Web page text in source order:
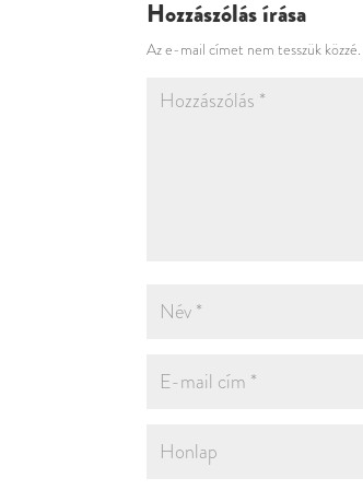
Hozzászólás írása
Az e-mail címet nem tesszük közzé.